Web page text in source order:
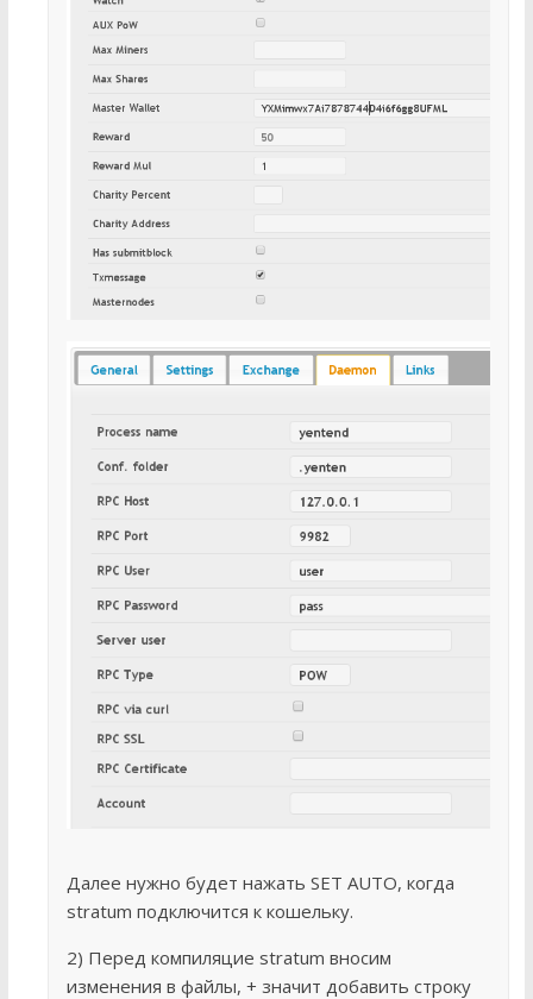
Далее нужно будет нажать SET AUTO, когда
stratum подключится к кошельку.
2) Перед компиляцие stratum вносим
изменения в файлы, + значит добавить строку